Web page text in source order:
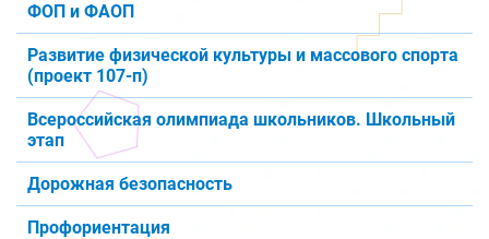
ФОП и ФАОП
Развитие физической культуры и массового спорта
(проект 107-п)
Всероссийская олимпиада школьников. Школьный
этап
Дорожная безопасность
Профориентация